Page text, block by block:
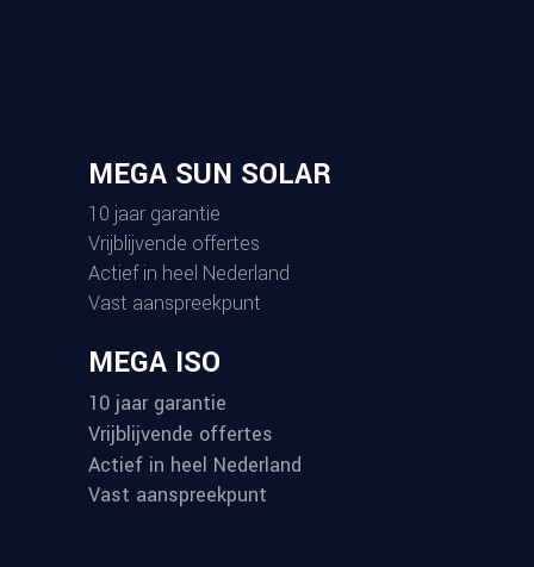
MEGA SUN SOLAR
10 jaar garantie
Vrijblijvende offertes
Actief in heel Nederland
Vast aanspreekpunt
MEGA ISO
10 jaar garantie
Vrijblijvende offertes
Actief in heel Nederland
Vast aanspreekpunt